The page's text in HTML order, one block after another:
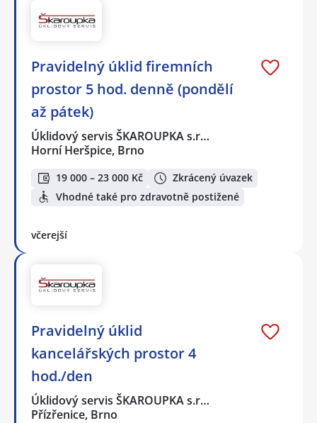
Pravidelný úklid firemních
prostor 5 hod. denně (pondělí
až pátek)
Úklidový servis ŠKAROUPKA s.r…
Horní Heršpice, Brno
19 000 – 23 000 Kč
Zkrácený úvazek
Vhodné také pro zdravotně postižené
včerejší
Pravidelný úklid
kancelářských prostor 4
hod./den
Úklidový servis ŠKAROUPKA s.r…
Přízřenice, Brno